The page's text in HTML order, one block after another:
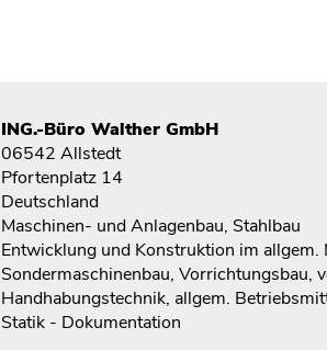
ING.-Büro Walther GmbH
06542 Allstedt
Pfortenplatz 14
Deutschland
Maschinen- und Anlagenbau, Stahlbau
Entwicklung und Konstruktion im allgem.
Sondermaschinenbau, Vorrichtungsbau,
Handhabungstechnik, allgem.
Statik - Dokumentation